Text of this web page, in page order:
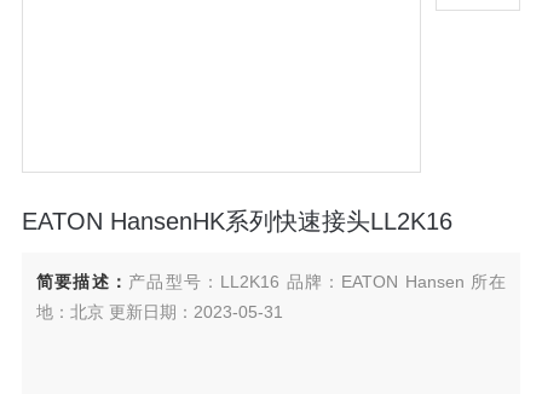
EATON HansenHK系列快速接头LL2K16
简要描述： 产品型号：LL2K16 品牌：EATON Hansen 所在
地：北京 更新日期：2023-05-31